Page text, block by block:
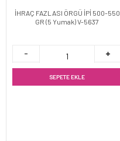
İHRAÇ FAZLASI ÖRGÜ İPİ 500-550
GR (5 Yumak) V-5637
SEPETE EKLE